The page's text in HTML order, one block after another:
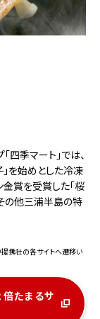
四季マート」では、
を始めとした冷凍
金賞を受賞した「桜
の他三浦半島の特
提携社の各サイトへ遷移い
倍たまるサ